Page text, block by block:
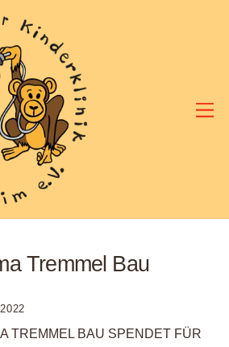
Tremmel Bau
TREMMEL BAU SPENDET FÜR